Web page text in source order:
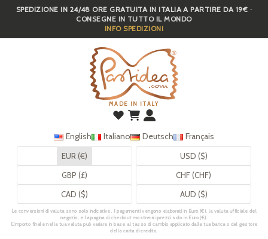
SkipSPEDIZIONE IN 24/48 ORE GRATUITA IN ITALIA A PARTIRE DA 19€ ·
CONSEGNE IN TUTTO IL MONDO
INFO SPEDIZIONI
MADE IN ITALY
English Italiano Deutsch Français
EUR (€)
USD ($)
GBP (£)
CHF (CHF)
CAD ($)
AUD ($)
Le conversioni di valuta sono solo indicative. I pagamenti vengono elaborati in Euro (€), la valuta ufficiale del
negozio, e la pagina di checkout mostrerà i prezzi solo in Euro (€).
L’importo finale nella tua valuta può variare in base al tasso di cambio applicato dalla tua banca o dal gestore
della carta di credito.